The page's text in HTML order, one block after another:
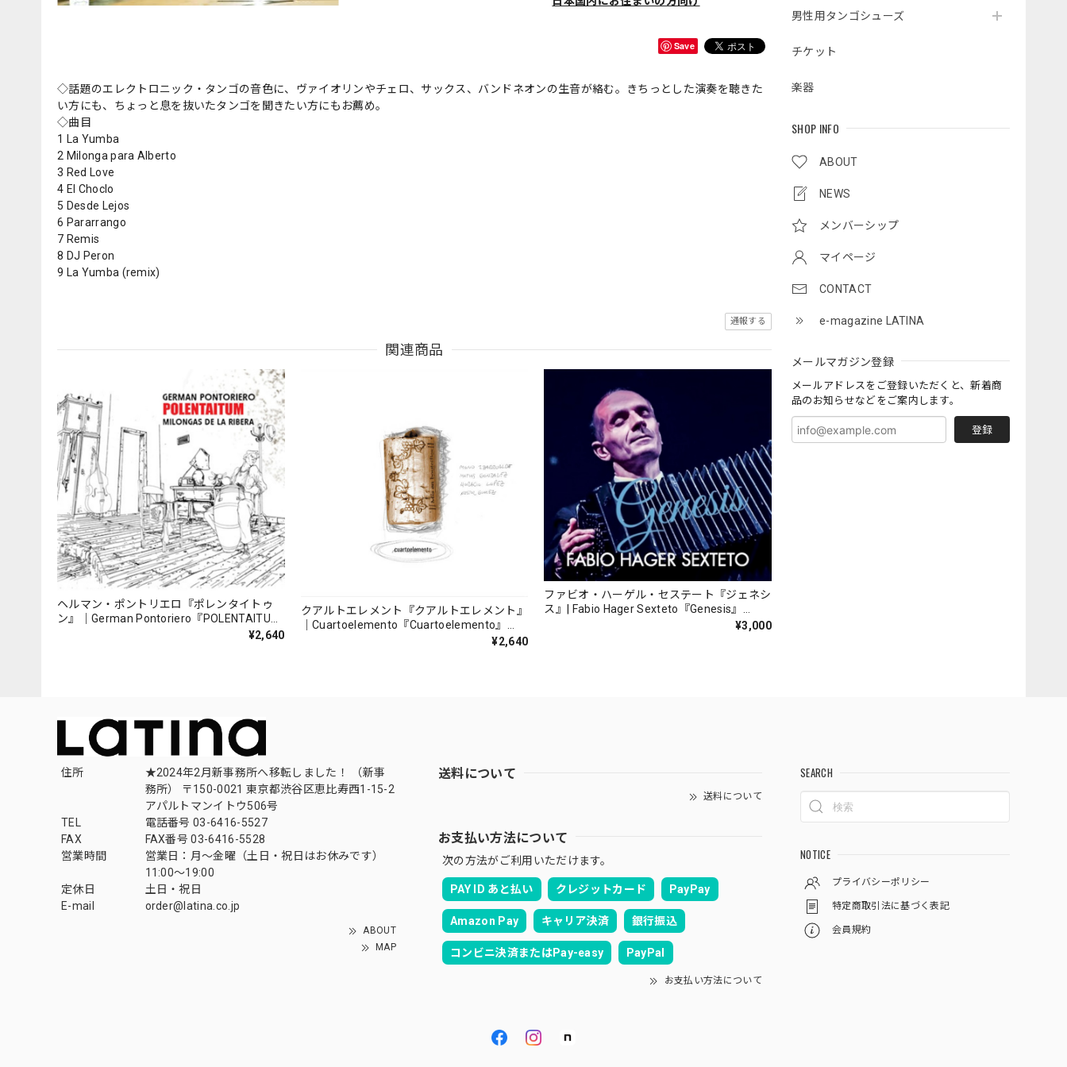
男性用タンゴシューズ
チケット
楽器
SHOP INFO
ABOUT
NEWS
メンバーシップ
マイページ
CONTACT
e-magazine LATINA
メールマガジン登録
メールアドレスをご登録いただくと、新着商
品のお知らせなどをご案内します。
登録
Save
◇話題のエレクトロニック・タンゴの音色に、ヴァイオリンやチェロ、サックス、バンドネオンの生音が絡む。きちっとした演奏を聴きた
い方にも、ちょっと息を抜いたタンゴを聞きたい方にもお薦め。
◇曲目
1 La Yumba
2 Milonga para Alberto
3 Red Love
4 El Choclo
5 Desde Lejos
6 Pararrango
7 Remis
8 DJ Peron
9 La Yumba (remix)
通報する
関連商品
ヘルマン・ポントリエロ『ポレンタイトゥ
ン』｜German Pontoriero『POLENTAITUM
¥2,640
クアルトエレメント『クアルトエレメント』
｜Cuartoelemento『Cuartoelemento』
¥2,640
ファビオ・ハーゲル・セステート『ジェネシ
ス』| Fabio Hager Sexteto『Genesis』
¥3,000
住所
★2024年2月新事務所へ移転しました！ （新事
務所） 〒150-0021 東京都渋谷区恵比寿西1-15-2
アパルトマンイトウ506号
TEL
電話番号 03-6416-5527
FAX
FAX番号 03-6416-5528
営業時間
営業日：月〜金曜（土日・祝日はお休みです）
11:00〜19:00
定休日
土日・祝日
E-mail
order@latina.co.jp
ABOUT
MAP
送料について
送料について
お支払い方法について
次の方法がご利用いただけます。
PAY ID あと払い クレジットカード PayPay
Amazon Pay キャリア決済 銀行振込
コンビニ決済またはPay-easy PayPal
お支払い方法について
SEARCH
NOTICE
プライバシーポリシー
特定商取引法に基づく表記
会員規約